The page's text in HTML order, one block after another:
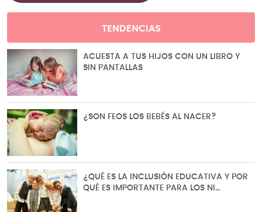
TENDENCIAS
ACUESTA A TUS HIJOS CON UN LIBRO Y
SIN PANTALLAS
¿SON FEOS LOS BEBÉS AL NACER?
¿QUÉ ES LA INCLUSIÓN EDUCATIVA Y POR
QUÉ ES IMPORTANTE PARA LOS NI…